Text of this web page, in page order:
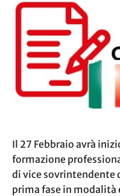
Il 27 Febbraio avrà
formazione
di vice sovrintendente
prima fase in modalità